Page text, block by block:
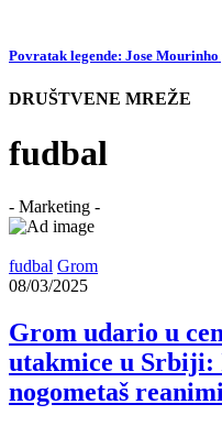
Povratak legende: Jose
DRUŠTVENE MREŽE
fudbal
- Marketing -
fudbal Grom
08/03/2025
Grom udario u
utakmice u Srbiji:
nogometaš